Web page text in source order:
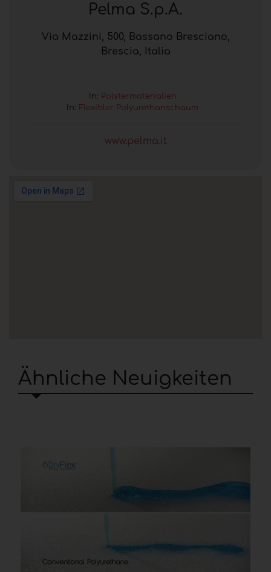
Pelma S.p.A.
Via Mazzini, 500, Bassano Bresciano,
Brescia, Italia
In: Polstermaterialien
In: Flexibler Polyurethanschaum
www.pelma.it
Ähnliche Neuigkeiten